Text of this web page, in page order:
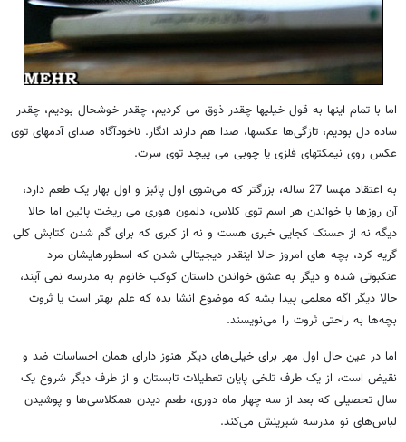
اما با تمام اینها به قول خیلیها چقدر ذوق می کردیم، چقدر خوشحال بودیم، چقدر
ساده دل بودیم، تازگی‌ها عکسها، صدا هم دارند انگار. ناخودآگاه صدای آدمهای توی
عکس روی نیمکتهای فلزی یا چوبی می پیچد توی سرت.
به اعتقاد مهسا 27 ساله، بزرگتر که می‌شوی اول پائیز و اول بهار یک طعم دارد،
آن روزها با خواندن هر اسم توی کلاس، دلمون هوری می ریخت پائین اما حالا
دیگه نه از حسنک کجایی خبری هست و نه از کبری که برای گم شدن کتابش کلی
گریه کرد، بچه های امروز حالا اینقدر دیجیتالی شدن که اسطورهایشان مرد
عنکبوتی شده و دیگر به عشق خواندن داستان کوکب خانوم به مدرسه نمی‌ آیند،
حالا دیگر اگه معلمی پیدا بشه که موضوع انشا بده که علم بهتر است یا ثروت
بچه‌ها به راحتی ثروت را می‌نویسند.
اما در عین حال اول مهر برای خیلی‌های دیگر هنوز دارای همان احساسات ضد و
نقیض است، از یک طرف تلخی پایان تعطیلات تابستان و از طرف دیگر شروع یک
سال تحصیلی که بعد از سه چهار ماه دوری، طعم دیدن همکلاسی‌ها و پوشیدن
لباس‌های نو مدرسه شیرینش می‌کند.